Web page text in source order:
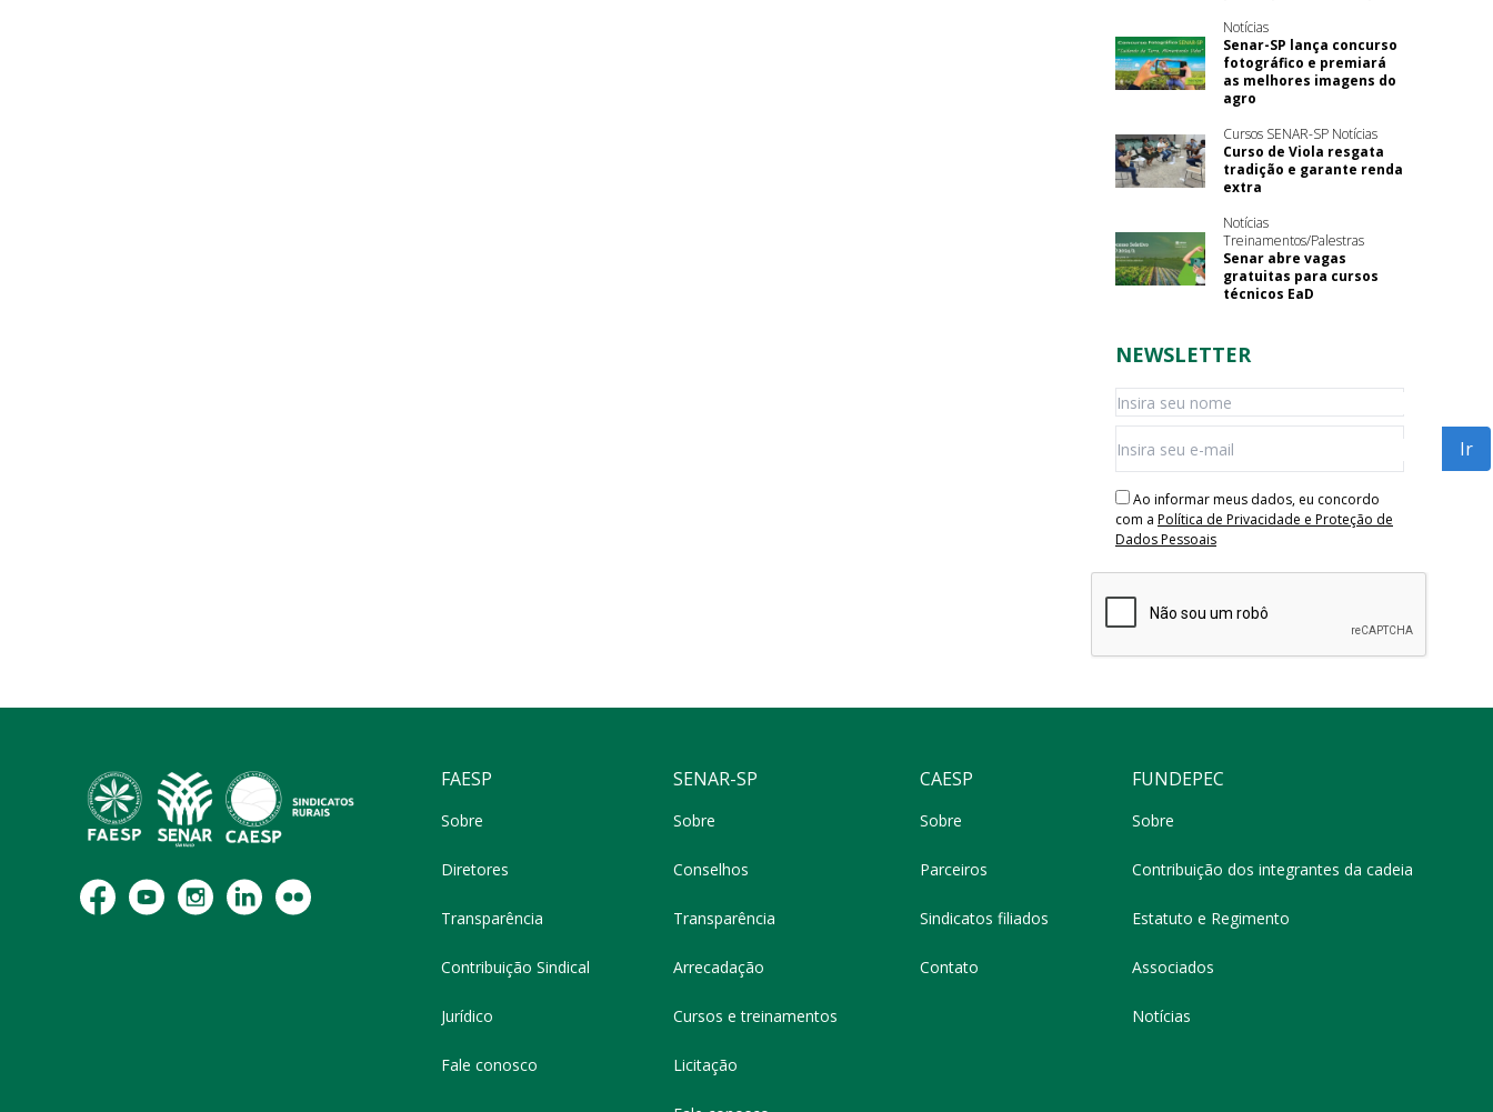
Notícias
Senar-SP lança concurso
fotográfico e premiará
as melhores imagens do
agro
Cursos SENAR-SP Notícias
Curso de Viola resgata
tradição e garante renda
extra
Notícias
Treinamentos/Palestras
Senar abre vagas
gratuitas para cursos
técnicos EaD
NEWSLETTER
Ao informar meus dados, eu concordo
com a Política de Privacidade e Proteção de
Dados Pessoais
FAESP
Sobre
Diretores
Transparência
Contribuição Sindical
Jurídico
Fale conosco
SENAR-SP
Sobre
Conselhos
Transparência
Arrecadação
Cursos e treinamentos
Licitação
CAESP
Sobre
Parceiros
Sindicatos filiados
Contato
FUNDEPEC
Sobre
Contribuição dos integrantes da cadeia
Estatuto e Regimento
Associados
Notícias